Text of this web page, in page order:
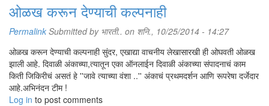
ओळख करून देण्याची कल्पनाही
Permalink Submitted by भारती.. on शनि., 10/25/2014 - 14:27
ओळख करून देण्याची कल्पनाही सुंदर, एखाद्या वाचनीय लेखासारखी ही ओघवती ओळख
झाली आहे. दिवाळी अंकाच्या,त्यातून एका ऑनलाईन दिवाळी अंकाच्या संपादनाचं काम
किती जिकिरीचं असतं हे ''जावे त्याच्या वंशा ..'' अंकाचं प्रथमदर्शन आणि रूपरेषा दर्जेदार
आहे.अभिनंदन टीम !
Log in to post comments